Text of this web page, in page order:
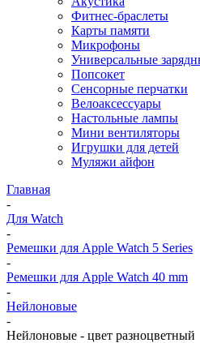
Фитнес-браслеты
Карты памяти
Микрофоны
Универсальные
Попсокет
Сенсорные перчатки
Велоаксессуары
Настольные лампы
Мини вентиляторы
Игрушки для детей
Муляжи айфон
Главная
-
Для Watch
-
Ремешки для Apple Watch 5 Series
-
Ремешки для Apple Watch 40 mm
-
Нейлоновые
-
Нейлоновые - цвет разноцветный